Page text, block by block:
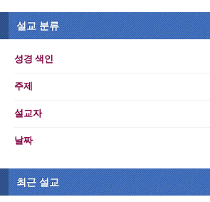
설교 분류
성경 색인
주제
설교자
날짜
최근 설교